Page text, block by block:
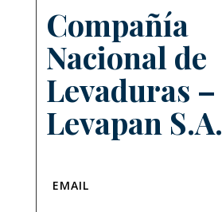
Compañía
Nacional de
Levaduras –
Levapan S.A.
EMAIL